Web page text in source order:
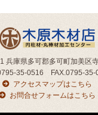
兵庫県多可郡多可町加美区
35-0516 FAX.0795-35-
アクセスマップはこちら
お問合せフォームはこちら